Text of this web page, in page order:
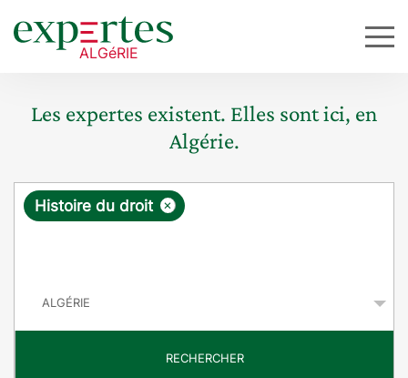
Les expertes existent. Elles sont ici, en
Algérie.
R
ê
×
Histoire du droit
RECHERCHER